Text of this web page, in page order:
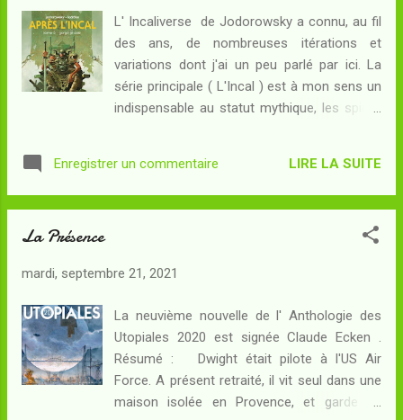
Durand . The agony in the ecstasy de Sara
Doke . La mémoire de l'univers de Nicolas
Martin . Sommes-nous pieuvres ou vampires
? de Ïan Larue . T.H.R.A.C.E.S. de Christophe
Dougnac . Te retrouver de Joëlle Wintrebert .
présence de Claude Ecken . Quel genre de
L' Incaliverse de Jodorowsky a connu, au fil
des ans, de nombreuses itérations et
variations dont j'ai un peu parlé par ici. La
série principale ( L'Incal ) est à mon sens un
indispensable au statut mythique, les spins-
partie. J'ai eu l'occasion de parler il y a
quelques années de Final Incal , un projet
les compères Jodo & Moebius mais jamais
cherchait à prolonger le reboot amorcé par
compliquée a pris fin il y a quelques années,
grâce à un tome 3 toujours signé Ladrönn et
intitulé Gorgo-le-sale ; sans doute afin de ne
pas perturber les lecteurs ayant commencé
la série par l'album signé Moebius, les
Enregistrer un commentaire LIRE LA SUITE
La Présence
mardi, septembre 21, 2021
La neuvième nouvelle de l' Anthologie des
Utopiales 2020 est signée Claude Ecken .
Résumé : Dwight était pilote à l'US Air
Force. A présent retraité, il vit seul dans une
maison isolée en Provence, et garde un